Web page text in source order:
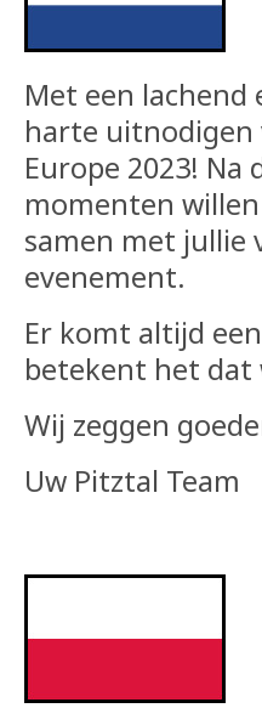
Met een lachend
harte uitnodigen
Europe 2023!
momenten
samen met jullie
evenement.
Er komt altijd
betekent het dat
Wij zeggen
Uw Pitztal Team